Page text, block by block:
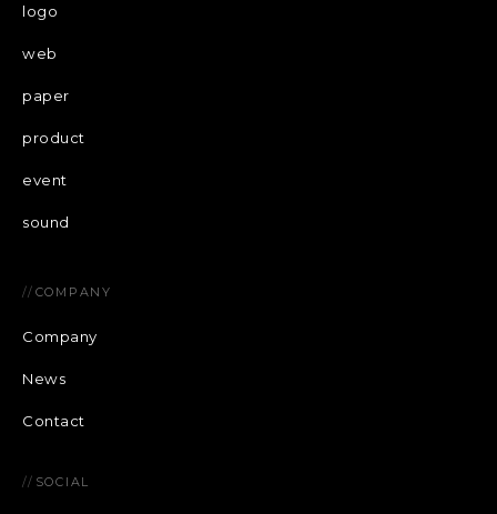
logo
web
paper
product
event
sound
// COMPANY
Company
News
Contact
// SOCIAL